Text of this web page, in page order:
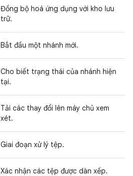
Đồng bộ hoá ứng dụng với kho lưu
trữ.
Bắt đầu một nhánh mới.
Cho biết trạng thái của nhánh hiện
tại.
Tải các thay đổi lên máy chủ xem
xét.
Giai đoạn xử lý tệp.
Xác nhận các tệp được dàn xếp.